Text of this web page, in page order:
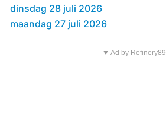
dinsdag 28 juli 2026
maandag 27 juli 2026
▼ Ad by Refinery89